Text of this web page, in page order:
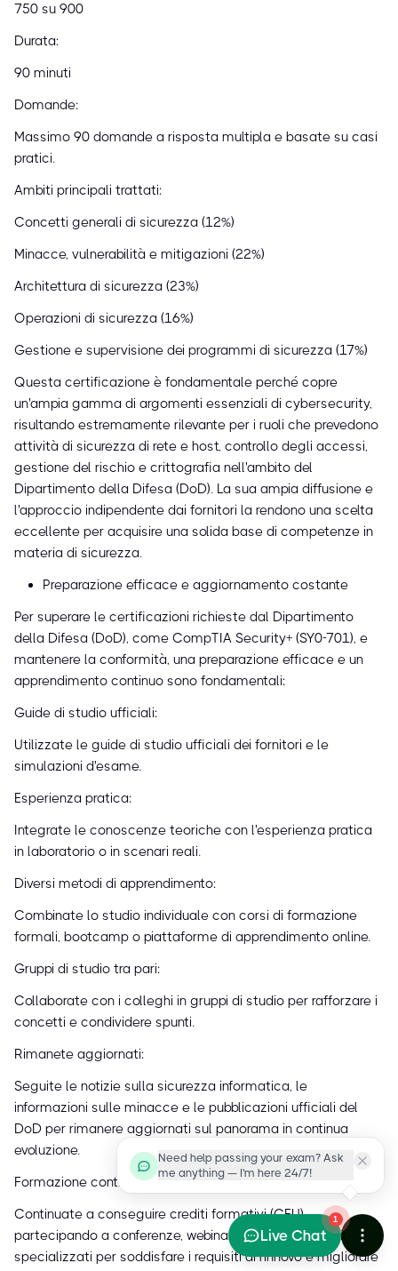
750 su 900
Durata:
90 minuti
Domande:
Massimo 90 domande a risposta multipla e basate su casi
pratici.
Ambiti principali trattati:
Concetti generali di sicurezza (12%)
Minacce, vulnerabilità e mitigazioni (22%)
Architettura di sicurezza (23%)
Operazioni di sicurezza (16%)
Gestione e supervisione dei programmi di sicurezza (17%)
Questa certificazione è fondamentale perché copre
un'ampia gamma di argomenti essenziali di cybersecurity,
risultando estremamente rilevante per i ruoli che prevedono
attività di sicurezza di rete e host, controllo degli accessi,
gestione del rischio e crittografia nell'ambito del
Dipartimento della Difesa (DoD). La sua ampia diffusione e
l'approccio indipendente dai fornitori la rendono una scelta
eccellente per acquisire una solida base di competenze in
materia di sicurezza.
Preparazione efficace e aggiornamento costante
Per superare le certificazioni richieste dal Dipartimento
della Difesa (DoD), come CompTIA Security+ (SY0-701), e
mantenere la conformità, una preparazione efficace e un
apprendimento continuo sono fondamentali:
Guide di studio ufficiali:
Utilizzate le guide di studio ufficiali dei fornitori e le
simulazioni d'esame.
Esperienza pratica:
Integrate le conoscenze teoriche con l'esperienza pratica
in laboratorio o in scenari reali.
Diversi metodi di apprendimento:
Combinate lo studio individuale con corsi di formazione
formali, bootcamp o piattaforme di apprendimento online.
Gruppi di studio tra pari:
Collaborate con i colleghi in gruppi di studio per rafforzare i
concetti e condividere spunti.
Rimanete aggiornati:
Seguite le notizie sulla sicurezza informatica, le
informazioni sulle minacce e le pubblicazioni ufficiali del
DoD per rimanere aggiornati sul panorama in continua
evoluzione.
Formazione continua:
Continuate a conseguire crediti formativi (CEU)
partecipando a conferenze, webinar e corsi di formazione
specializzati per soddisfare i requisiti di rinnovo e migliorare
Need help passing your exam? Ask
me anything — I'm here 24/7!
1
Live Chat